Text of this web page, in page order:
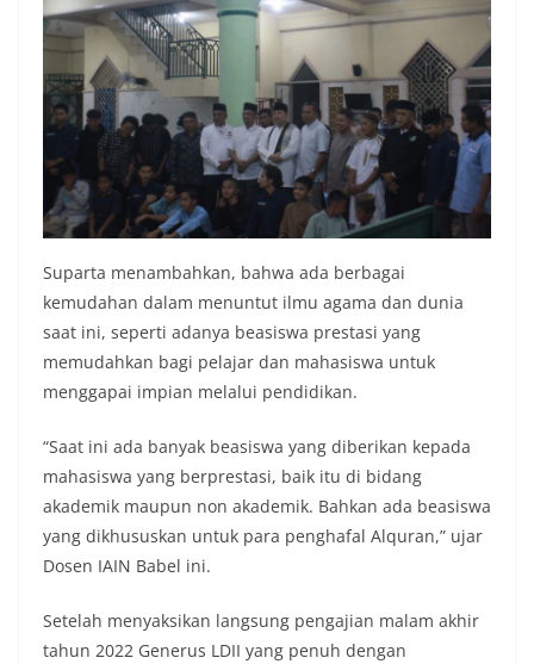
Suparta menambahkan, bahwa ada berbagai
kemudahan dalam menuntut ilmu agama dan dunia
saat ini, seperti adanya beasiswa prestasi yang
memudahkan bagi pelajar dan mahasiswa untuk
menggapai impian melalui pendidikan.
“Saat ini ada banyak beasiswa yang diberikan kepada
mahasiswa yang berprestasi, baik itu di bidang
akademik maupun non akademik. Bahkan ada beasiswa
yang dikhususkan untuk para penghafal Alquran,” ujar
Dosen IAIN Babel ini.
Setelah menyaksikan langsung pengajian malam akhir
tahun 2022 Generus LDII yang penuh dengan